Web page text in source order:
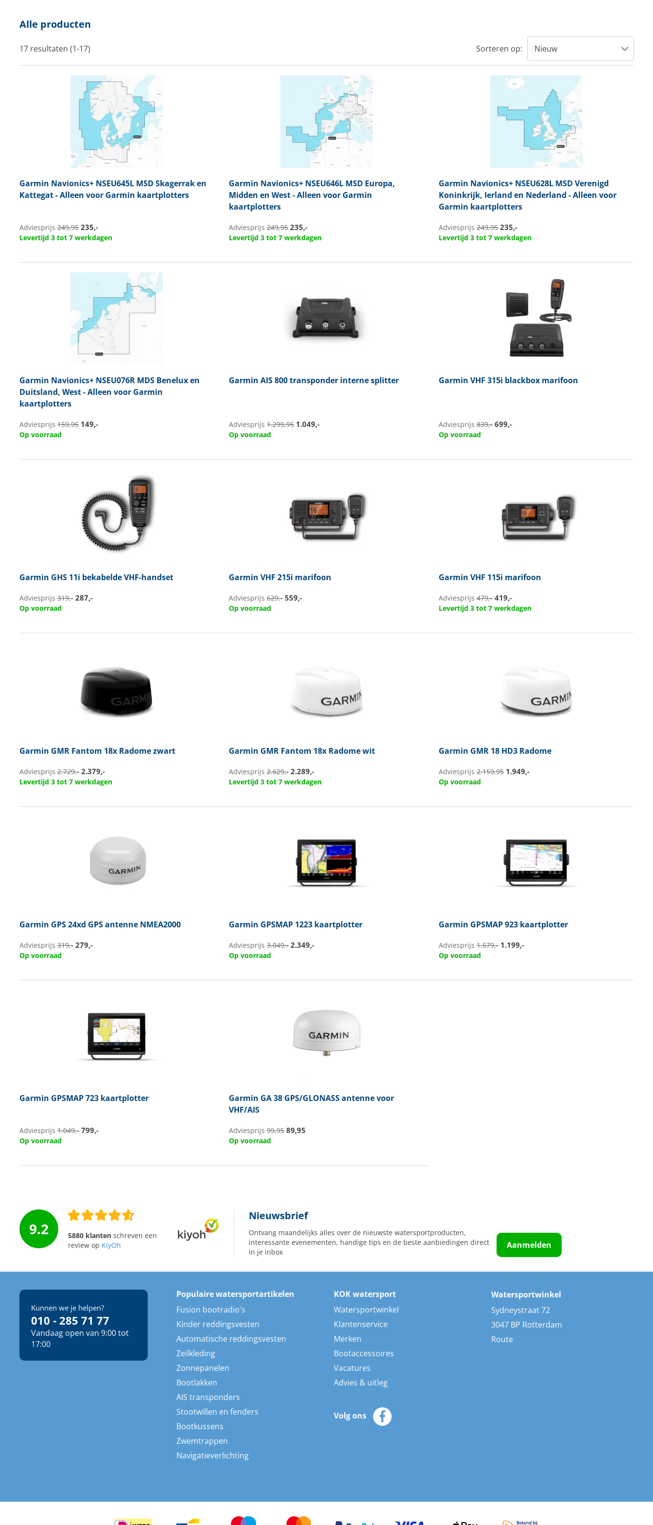
Tuigage en dekbeslag
Veiligheid
Boten, toebehoren en fun
Meubels en lifestyle
Alle producten
17 resultaten (1-17) Sorteren op:
Garmin Navionics+ NSEU645L MSD Skagerrak en
Kattegat - Alleen voor Garmin kaartplotters
Adviesprijs249,95 235,-
Levertijd 3 tot 7 werkdagen
Garmin Navionics+ NSEU646L MSD Europa,
Midden en West - Alleen voor Garmin
kaartplotters
Adviesprijs249,95 235,-
Levertijd 3 tot 7 werkdagen
Garmin Navionics+ NSEU628L MSD Verenigd
Koninkrijk, Ierland en Nederland - Alleen voor
Garmin kaartplotters
Adviesprijs249,95 235,-
Levertijd 3 tot 7 werkdagen
Garmin Navionics+ NSEU076R MDS Benelux en
Duitsland, West - Alleen voor Garmin
kaartplotters
Adviesprijs159,95 149,-
Op voorraad
Garmin AIS 800 transponder interne splitter
Adviesprijs1.299,95 1.049,-
Op voorraad
Garmin VHF 315i blackbox marifoon
Adviesprijs839,- 699,-
Op voorraad
Garmin GHS 11i bekabelde VHF-handset
Adviesprijs319,- 287,-
Op voorraad
Garmin VHF 215i marifoon
Adviesprijs629,- 559,-
Op voorraad
Garmin VHF 115i marifoon
Adviesprijs479,- 419,-
Levertijd 3 tot 7 werkdagen
Garmin GMR Fantom 18x Radome zwart
Adviesprijs2.729,- 2.379,-
Levertijd 3 tot 7 werkdagen
Garmin GMR Fantom 18x Radome wit
Adviesprijs2.629,- 2.289,-
Levertijd 3 tot 7 werkdagen
Garmin GMR 18 HD3 Radome
Adviesprijs2.159,95 1.949,-
Op voorraad
Garmin GPS 24xd GPS antenne NMEA2000
Adviesprijs319,- 279,-
Op voorraad
Garmin GPSMAP 1223 kaartplotter
Adviesprijs3.049,- 2.349,-
Op voorraad
Garmin GPSMAP 923 kaartplotter
Adviesprijs1.579,- 1.199,-
Op voorraad
Garmin GPSMAP 723 kaartplotter
Adviesprijs1.049,- 799,-
Op voorraad
Garmin GA 38 GPS/GLONASS antenne voor
VHF/AIS
Adviesprijs99,95 89,95
Op voorraad
9.2 5880 klantenschreven een
review op KiyOh
Nieuwsbrief
Ontvang maandelijks alles over de nieuwste watersportproducten,
interessante evenementen, handige tips en de beste aanbiedingen direct
in je inbox
Aanmelden
Kunnen we je helpen?
010 - 285 71 77
Vandaag open van 9:00 tot
17:00
Populaire watersportartikelen
Fusion bootradio's
Kinder reddingsvesten
Automatische reddingsvesten
Zeilkleding
Zonnepanelen
Bootlakken
AIS transponders
Stootwillen en fenders
Bootkussens
Zwemtrappen
Navigatieverlichting
KOK watersport
Watersportwinkel
Klantenservice
Merken
Bootaccessoires
Vacatures
Advies & uitleg
Volg ons
Watersportwinkel
Sydneystraat 72
3047 BP Rotterdam
Route